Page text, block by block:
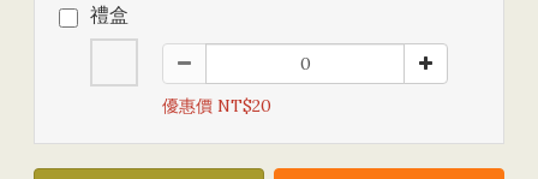
禮盒
優惠價 NT$20